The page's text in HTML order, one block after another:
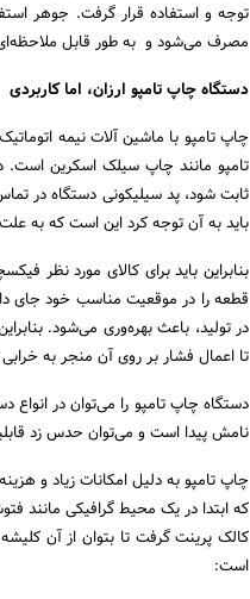
توجه و استفاده قرار گرفت. جوهر
مصرف می‌شود و به طور قابل ملاحظه‌ای
دستگاه چاپ تامپو ارزان، اما کاربردی
چاپ تامپو با ماشین آلات نیمه
تامپو مانند چاپ سیلک اسکرین است.
ثابت شود، پد سیلیکونی دستگاه در
باید به آن توجه کرد این است که به
بنابراین باید برای کالای مورد نظر
قطعه را در موقعیت مناسب خود جای
در تولید، باعث بهره‌وری می‌شود.
تا اعمال فشار بر روی آن منجر به
دستگاه چاپ تامپو را می‌توان در
نامش پیدا است و می‌توان حدس زد
چاپ تامپو به دلیل امکانات زیاد و
که ابتدا در یک محیط گرافیکی مانند
کالک پرینت گرفت تا بتوان از آن
است: